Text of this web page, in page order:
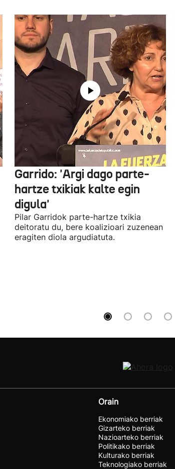
Garrido: 'Argi dago parte-
hartze txikiak kalte egin
digula'
Pilar Garridok parte-hartze txikia
deitoratu du, bere koalizioari zuzenean
eragiten diola argudiatuta.
Orain
Ekonomiako berriak
Gizarteko berriak
Nazioarteko berriak
Politikako berriak
Kulturako berriak
Teknologiako berriak